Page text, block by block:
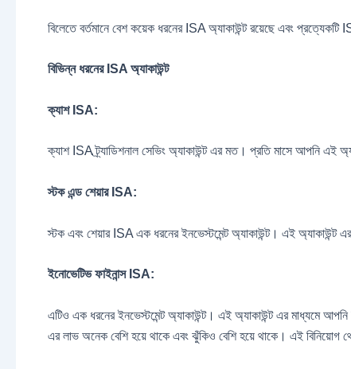
বিলেতে বর্তমানে বেশ কয়েক ধরনের ISA অ্যাকাউন্ট রয়েছে এবং প্রত্যেকটি
বিভিন্ন ধরনের ISA অ্যাকাউন্ট
ক্যাশ ISA:
ক্যাশ ISA ট্র্যাডিশনাল সেভিং অ্যাকাউন্ট এর মত। প্রতি মাসে আপনি এই
স্টক এন্ড শেয়ার ISA:
স্টক এবং শেয়ার ISA এক ধরনের ইনভেস্টমেন্ট অ্যাকাউন্ট। এই অ্যাকাউন্ট
ইনোভেটিভ ফাইনান্স ISA:
এটিও এক ধরনের ইনভেস্টমেন্ট অ্যাকাউন্ট। এই অ্যাকাউন্ট এর মাধ্যমে আপনি
এর লাভ অনেক বেশি হয়ে থাকে এবং ঝুঁকিও বেশি হয়ে থাকে। এই বিনিয়োগ